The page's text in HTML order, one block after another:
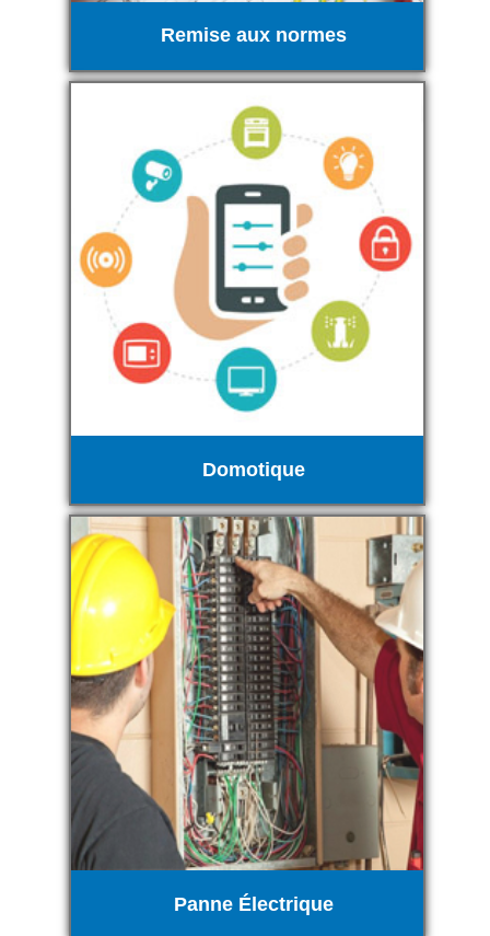
Remise aux normes
Domotique
Panne Électrique